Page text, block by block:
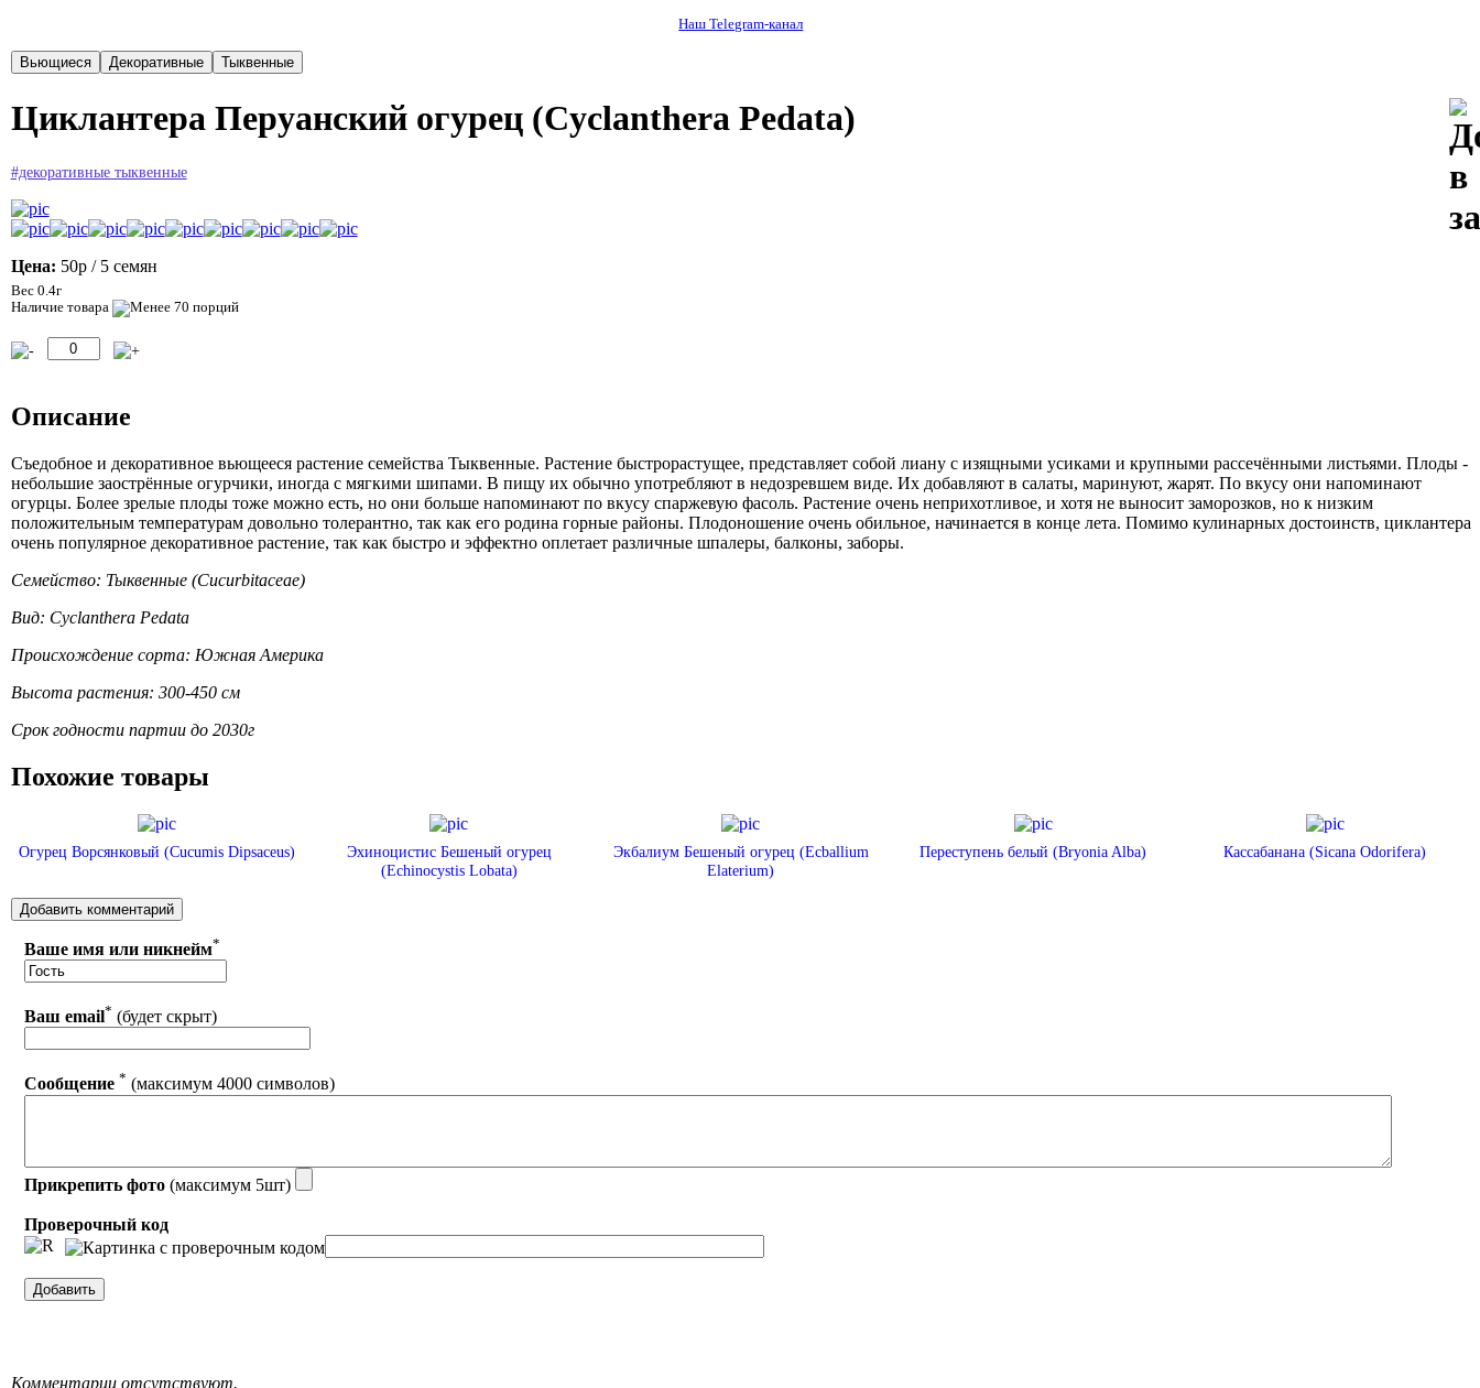
Наш Telegram-канал
Циклантера Перуанский огурец (Cyclanthera Pedata)
#декоративные тыквенные
Цена: 50р / 5 семян
Вес 0.4г
Наличие товара
Описание
Съедобное и декоративное вьющееся растение семейства Тыквенные. Растение быстрорастущее, представляет собой лиану с изящными усиками и крупными рассечёнными листьями. Плоды -
небольшие заострённые огурчики, иногда с мягкими шипами. В пищу их обычно употребляют в недозревшем виде. Их добавляют в салаты, маринуют, жарят. По вкусу они напоминают
огурцы. Более зрелые плоды тоже можно есть, но они больше напоминают по вкусу спаржевую фасоль. Растение очень неприхотливое, и хотя не выносит заморозков, но к низким
положительным температурам довольно толерантно, так как его родина горные районы. Плодоношение очень обильное, начинается в конце лета. Помимо кулинарных достоинств, циклантера
очень популярное декоративное растение, так как быстро и эффектно оплетает различные шпалеры, балконы, заборы.
Семейство: Тыквенные (Cucurbitaceae)
Вид: Cyclanthera Pedata
Происхождение сорта: Южная Америка
Высота растения: 300-450 см
Срок годности партии до 2030г
Похожие товары
Огурец Ворсянковый (Cucumis Dipsaceus)
Эхиноцистис Бешеный огурец
(Echinocystis Lobata)
Экбалиум Бешеный огурец (Ecballium
Elaterium)
Переступень белый (Bryonia Alba) Кассабанана (Sicana Odorifera)
Ваше имя или никнейм*
Ваш email* (будет скрыт)
Сообщение * (максимум 4000 символов)
Прикрепить фото (максимум 5шт)
Проверочный код
Комментарии отсутствуют.